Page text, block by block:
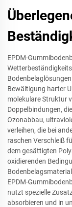
EPDM-
Bewältigung harter
molekulare Struktur
Doppelbindungen,
Ozonabbau,
verleihen, die bei
raschen Verschleiß
dem gesättigten
oxidierenden
EPDM-
nutzt spezielle
absorbieren und in